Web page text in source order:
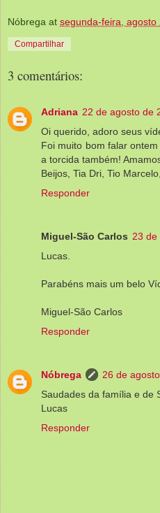
Nóbrega at segunda-feira, agosto
Compartilhar
3 comentários:
Adriana 22 de agosto de
Oi querido, adoro seus
Foi muito bom falar
a torcida também!
Beijos, Tia Dri, Tio
Responder
Miguel-São Carlos 23 de
Lucas.
Parabéns mais um belo
Miguel-São Carlos
Responder
Nóbrega
26 de
Saudades da família e de
Lucas
Responder